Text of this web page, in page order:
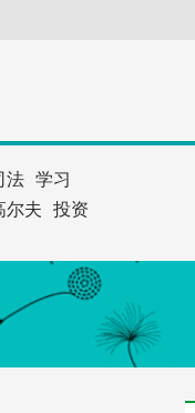
法 学习
尔夫 投资